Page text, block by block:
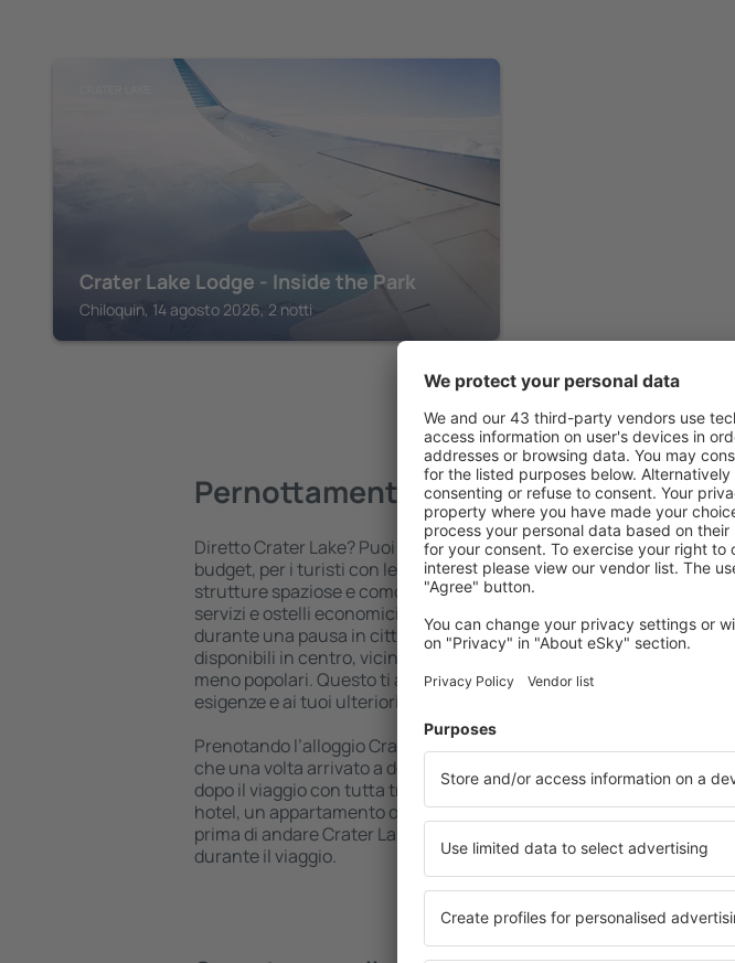
Crater Lake Lodge - Inside the Park
Chiloquin, 14 agosto 2026, 2 notti
Pernottamenti Crater Lake
Diretto Crater Lake? Puoi trovare alloggi che soddisfano ogni
budget, per i turisti con le più svariate esigenze. Puoi usufruire di
strutture spaziose e comodamente attrezzate con numerosi
servizi e ostelli economici per trattenerti per diversi giorni
durante una pausa in città. Le strutture Crater Lake sono
disponibili in centro, vicino all'aeroporto e in quartieri o zone
meno popolari. Questo ti aiuterà a adattare la struttura alle tue
esigenze e ai tuoi ulteriori programmi.
Prenotando l’alloggio Crater Lake in anticipo, puoi stare sicuro
che una volta arrivato a destinazione sarai in grado di riposare
dopo il viaggio con tutta tranquillità, senza dover cercare un
hotel, un appartamento o altre strutture. Prenota la tua struttura
prima di andare Crater Lake e godrai di un'atmosfera rilassata
durante il viaggio.